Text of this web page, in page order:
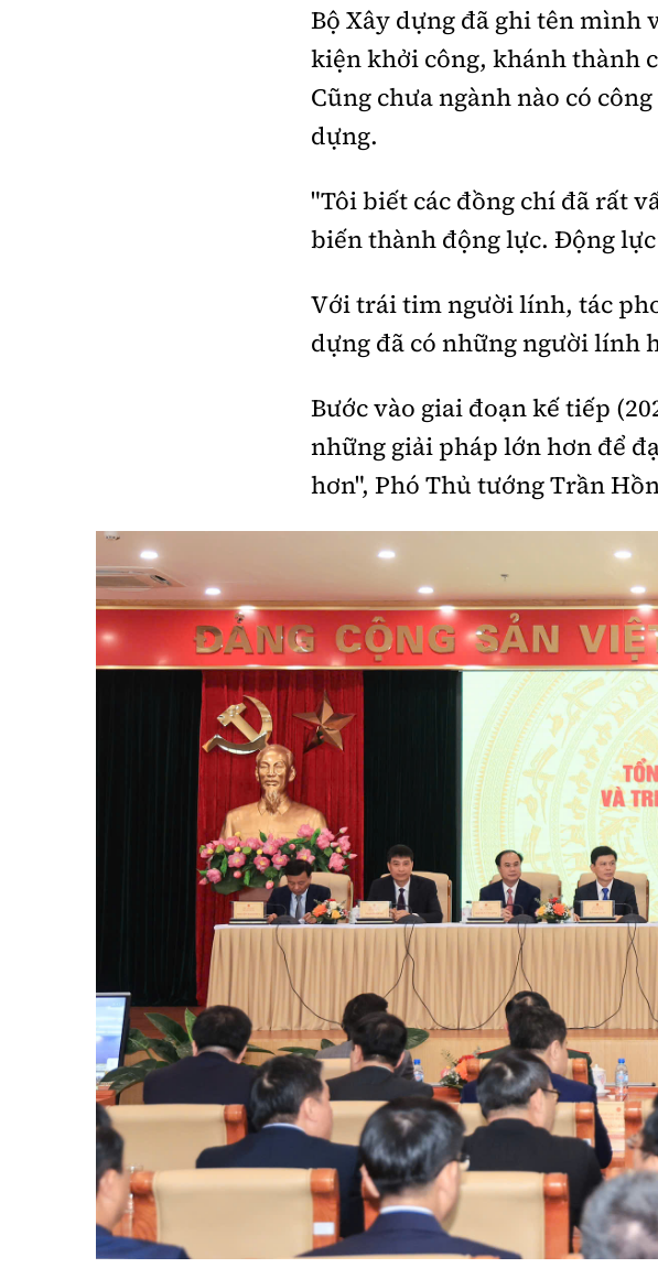
Bộ Xây dựng đã ghi tên mình
kiện khởi công, khánh thành
Cũng chưa ngành nào có
dựng.
"Tôi biết các đồng chí đã rất
biến thành động lực. Động
Với trái tim người lính, tác
dựng đã có những người lính
Bước vào giai đoạn kế tiếp
những giải pháp lớn hơn để
hơn", Phó Thủ tướng Trần